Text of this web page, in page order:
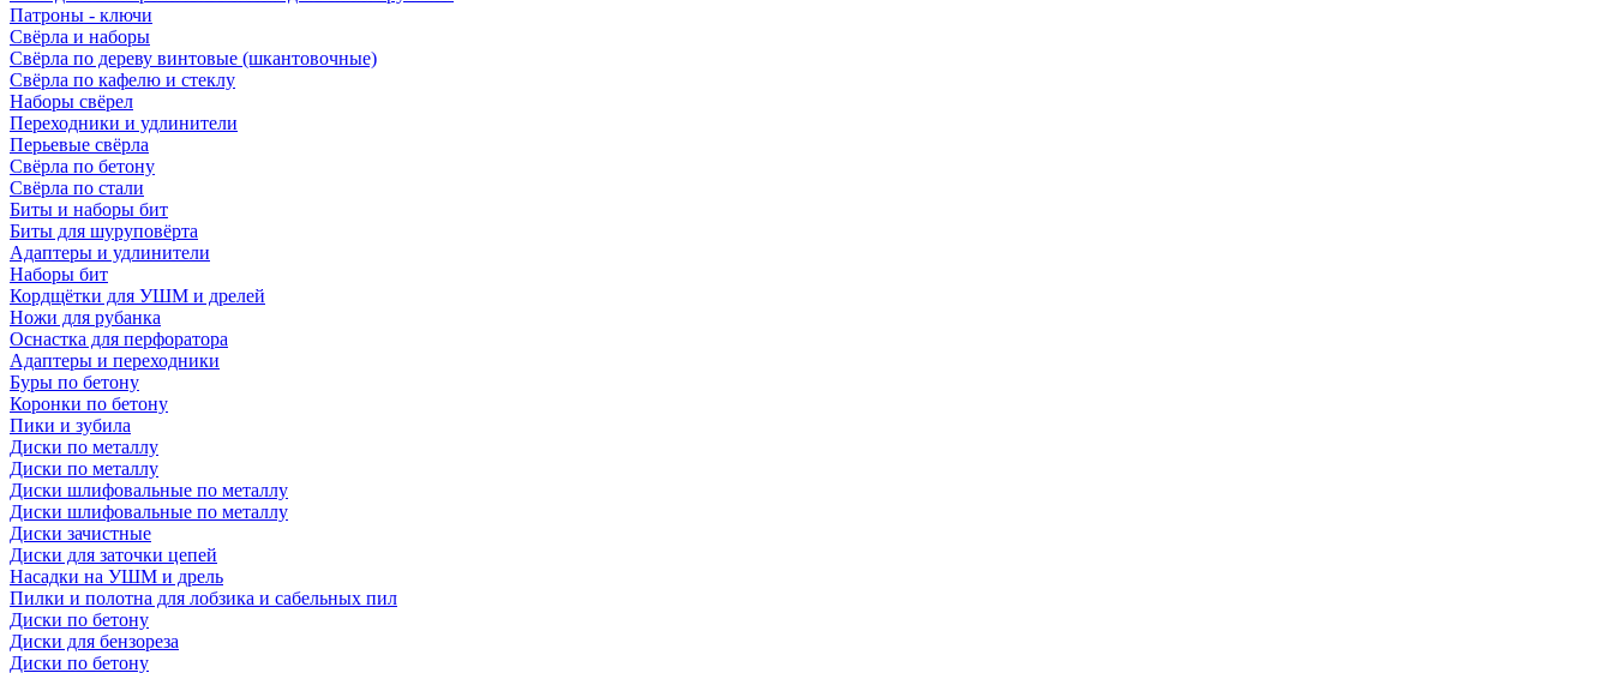
Патроны - ключи
Свёрла и наборы
Свёрла по дереву винтовые (шкантовочные)
Свёрла по кафелю и стеклу
Наборы свёрел
Переходники и удлинители
Перьевые свёрла
Свёрла по бетону
Свёрла по стали
Биты и наборы бит
Биты для шуруповёрта
Адаптеры и удлинители
Наборы бит
Кордщётки для УШМ и дрелей
Ножи для рубанка
Оснастка для перфоратора
Адаптеры и переходники
Буры по бетону
Коронки по бетону
Пики и зубила
Диски по металлу
Диски по металлу
Диски шлифовальные по металлу
Диски шлифовальные по металлу
Диски зачистные
Диски для заточки цепей
Насадки на УШМ и дрель
Пилки и полотна для лобзика и сабельных пил
Диски по бетону
Диски для бензореза
Диски по бетону